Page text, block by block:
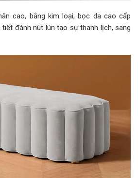
cao, bằng kim loại, bọc da cao cấp
đánh nút lún tạo sự thanh lịch, sang